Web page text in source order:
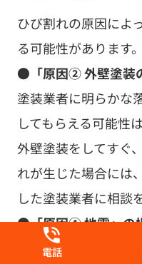
ひび割れの原因によ
る可能性があります。
●「原因② 外壁塗装
塗装業者に明らかな
してもらえる可能性
外壁塗装をしてすぐ
れが生じた場合には
した塗装業者に相談
●「原因④ 地震」の
地震によって外壁材
電話